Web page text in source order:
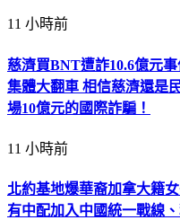
11 小時前
慈濟買BNT遭詐10.6億元
集體大翻車 相信慈濟還是
場10億元的國際詐騙！
11 小時前
北約基地爆華裔加拿大籍
有中配加入中國統一戰線